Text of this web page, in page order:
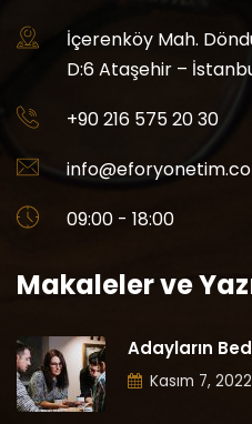
İçerenköy Mah.
D:6 Ataşehir –
+90 216 575 20 30
09:00 - 18:00
Makaleler ve
Adayların
Kasım 7, 2022